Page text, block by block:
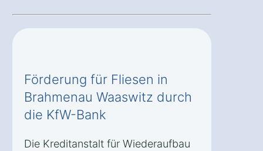
Förderung für Fliesen in
Brahmenau Waaswitz durch
die KfW-Bank
Die Kreditanstalt für Wiederaufbau